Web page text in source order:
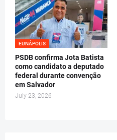
EUNÁPOLIS
PSDB confirma Jota Batista
como candidato a deputado
federal durante convenção
em Salvador
July 23, 2026